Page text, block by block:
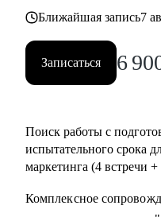
Ближайшая запись7
Записаться 6
Поиск работы с
испытательного срока
маркетинга (4
Комплексное